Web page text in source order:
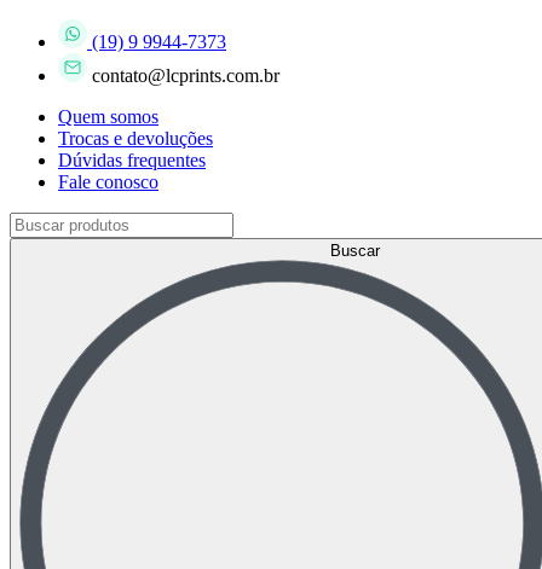
(19) 9 9944-7373
contato@lcprints.com.br
Quem somos
Trocas e devoluções
Dúvidas frequentes
Fale conosco
Buscar